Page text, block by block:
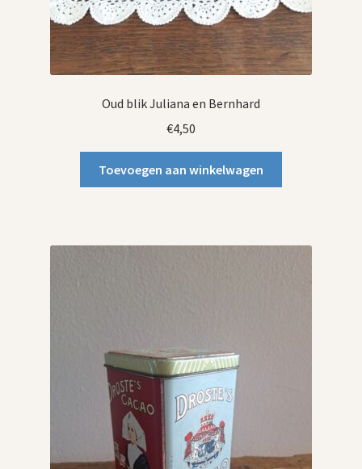
Oud blik Juliana en Bernhard
€4,50
Toevoegen aan winkelwagen